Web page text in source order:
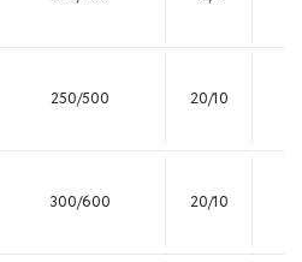
250/500 20/10
300/600 20/10